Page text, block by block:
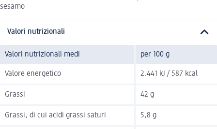
sesamo
Valori nutrizionali
Valori nutrizionali medi per 100 g
Valore energetico 2.441 kJ / 587 kcal
Grassi 42 g
Grassi, di cui acidi grassi saturi 5,8 g